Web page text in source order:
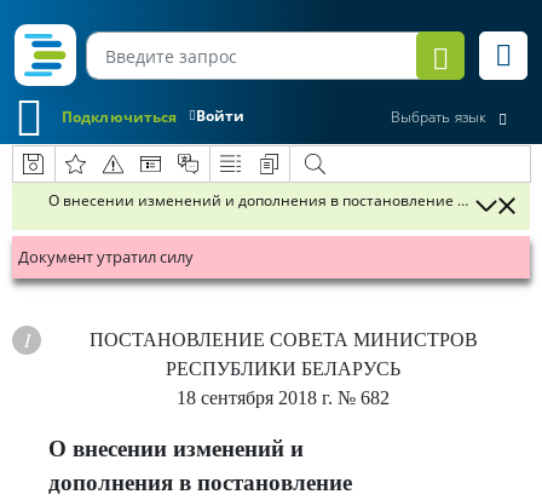
Войти
Подключиться Выбрать язык
О внесении изменений и дополнения в постановление Совета
Документ утратил силу
ПОСТАНОВЛЕНИЕ СОВЕТА МИНИСТРОВ
РЕСПУБЛИКИ БЕЛАРУСЬ
18 сентября 2018 г. № 682
О внесении изменений и
дополнения в постановление